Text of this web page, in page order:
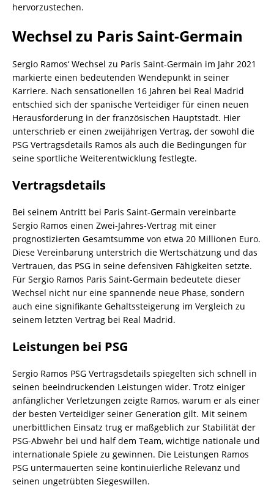
hervorzustechen.
Wechsel zu Paris Saint-Germain
Sergio Ramos‘ Wechsel zu Paris Saint-Germain im Jahr 2021
markierte einen bedeutenden Wendepunkt in seiner
Karriere. Nach sensationellen 16 Jahren bei Real Madrid
entschied sich der spanische Verteidiger für einen neuen
Herausforderung in der französischen Hauptstadt. Hier
unterschrieb er einen zweijährigen Vertrag, der sowohl die
PSG Vertragsdetails Ramos als auch die Bedingungen für
seine sportliche Weiterentwicklung festlegte.
Vertragsdetails
Bei seinem Antritt bei Paris Saint-Germain vereinbarte
Sergio Ramos einen Zwei-Jahres-Vertrag mit einer
prognostizierten Gesamtsumme von etwa 20 Millionen Euro.
Diese Vereinbarung unterstrich die Wertschätzung und das
Vertrauen, das PSG in seine defensiven Fähigkeiten setzte.
Für Sergio Ramos Paris Saint-Germain bedeutete dieser
Wechsel nicht nur eine spannende neue Phase, sondern
auch eine signifikante Gehaltssteigerung im Vergleich zu
seinem letzten Vertrag bei Real Madrid.
Leistungen bei PSG
Sergio Ramos PSG Vertragsdetails spiegelten sich schnell in
seinen beeindruckenden Leistungen wider. Trotz einiger
anfänglicher Verletzungen zeigte Ramos, warum er als einer
der besten Verteidiger seiner Generation gilt. Mit seinem
unerbittlichen Einsatz trug er maßgeblich zur Stabilität der
PSG-Abwehr bei und half dem Team, wichtige nationale und
internationale Spiele zu gewinnen. Die Leistungen Ramos
PSG untermauerten seine kontinuierliche Relevanz und
seinen ungetrübten Siegeswillen.